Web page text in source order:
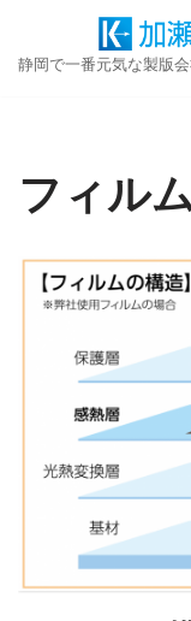
コ
ツ
へ
キ
静岡で一番元気な製版
フィル